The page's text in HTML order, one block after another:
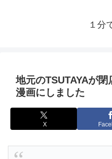
１分
地元のTSUTAYAが
漫画にしました
X